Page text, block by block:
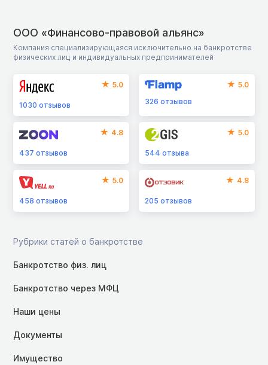
ООО «Финансово-правовой альянс»
Компания специализирующаяся исключительно на банкротстве
физических лиц и индивидуальных предпринимателей
5.0
1030 отзывов
5.0
326отзывов
4.8
437 отзывов
5.0
544отзыва
5.0
458 отзывов
4.8
205отзывов
Рубрики статей о банкротстве
Банкротство физ. лиц
Банкротство через МФЦ
Наши цены
Документы
Имущество